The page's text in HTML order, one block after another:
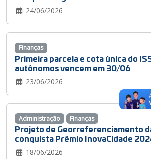
24/06/2026
Primeira parcela e cota única do
autônomos vencem em 30/06
23/06/2026
Finanças
Projeto de Georreferenciamento
conquista Prêmio InovaCidade
18/06/2026
Administração Finanças